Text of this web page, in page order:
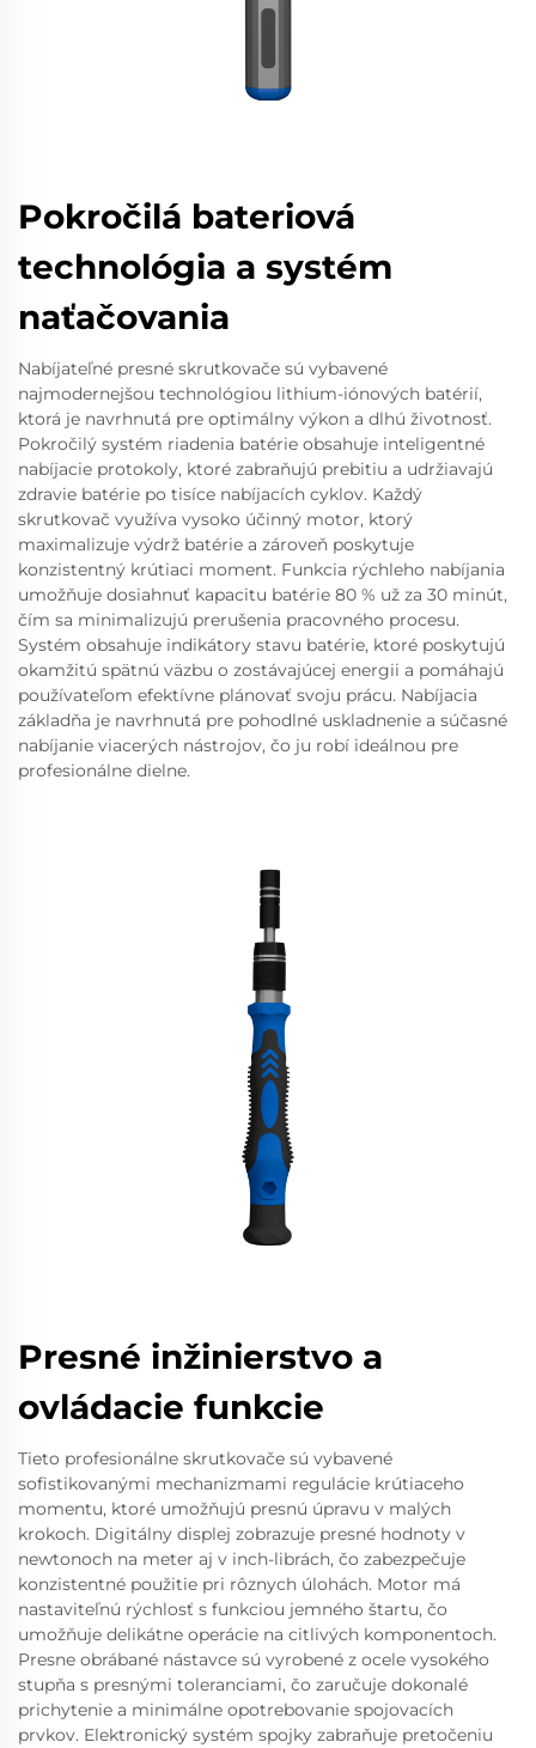
Pokročilá bateriová
technológia a systém
naťačovania
Nabíjateľné presné skrutkovače sú vybavené
najmodernejšou technológiou lithium-iónových batérií,
ktorá je navrhnutá pre optimálny výkon a dlhú životnosť.
Pokročilý systém riadenia batérie obsahuje inteligentné
nabíjacie protokoly, ktoré zabraňujú prebitiu a udržiavajú
zdravie batérie po tisíce nabíjacích cyklov. Každý
skrutkovač využíva vysoko účinný motor, ktorý
maximalizuje výdrž batérie a zároveň poskytuje
konzistentný krútiaci moment. Funkcia rýchleho nabíjania
umožňuje dosiahnuť kapacitu batérie 80 % už za 30 minút,
čím sa minimalizujú prerušenia pracovného procesu.
Systém obsahuje indikátory stavu batérie, ktoré poskytujú
okamžitú spätnú väzbu o zostávajúcej energii a pomáhajú
používateľom efektívne plánovať svoju prácu. Nabíjacia
základňa je navrhnutá pre pohodlné uskladnenie a súčasné
nabíjanie viacerých nástrojov, čo ju robí ideálnou pre
profesionálne dielne.
Presné inžinierstvo a
ovládacie funkcie
Tieto profesionálne skrutkovače sú vybavené
sofistikovanými mechanizmami regulácie krútiaceho
momentu, ktoré umožňujú presnú úpravu v malých
krokoch. Digitálny displej zobrazuje presné hodnoty v
newtonoch na meter aj v inch-librách, čo zabezpečuje
konzistentné použitie pri rôznych úlohách. Motor má
nastaviteľnú rýchlosť s funkciou jemného štartu, čo
umožňuje delikátne operácie na citlivých komponentoch.
Presne obrábané nástavce sú vyrobené z ocele vysokého
stupňa s presnými toleranciami, čo zaručuje dokonalé
prichytenie a minimálne opotrebovanie spojovacích
prvkov. Elektronický systém spojky zabraňuje pretočeniu